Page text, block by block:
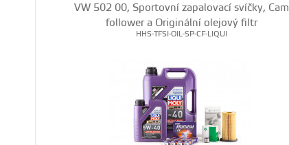
VW 502 00, Sportovní zapalovací svíčky, Cam
follower a Originální olejový filtr
HHS-TFSI-OIL-SP-CF-LIQUI